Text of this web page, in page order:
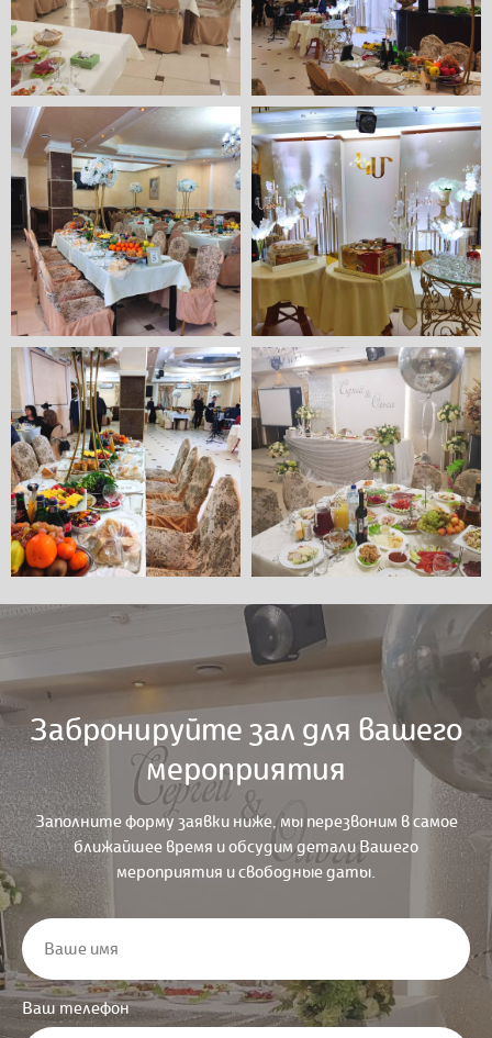
Забронируйте зал для вашего
мероприятия
Заполните форму заявки ниже, мы перезвоним в самое
ближайшее время и обсудим детали Вашего
мероприятия и свободные даты.
Ваш телефон